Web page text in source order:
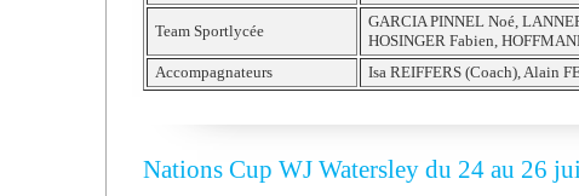
Team Sportlycée
GARCIA PINNEL Noé,
HOSINGER Fabien,
Accompagnateurs
Isa REIFFERS (Coach), Alain
Nations Cup WJ Watersley du 24 au 26